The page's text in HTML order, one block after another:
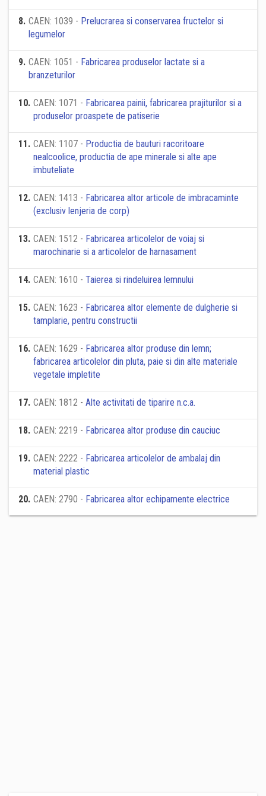
8. CAEN: 1039 - Prelucrarea si conservarea fructelor si
legumelor
9. CAEN: 1051 - Fabricarea produselor lactate si a
branzeturilor
10. CAEN: 1071 - Fabricarea painii, fabricarea prajiturilor si a
produselor proaspete de patiserie
11. CAEN: 1107 - Productia de bauturi racoritoare
nealcoolice, productia de ape minerale si alte ape
imbuteliate
12. CAEN: 1413 - Fabricarea altor articole de imbracaminte
(exclusiv lenjeria de corp)
13. CAEN: 1512 - Fabricarea articolelor de voiaj si
marochinarie si a articolelor de harnasament
14. CAEN: 1610 - Taierea si rindeluirea lemnului
15. CAEN: 1623 - Fabricarea altor elemente de dulgherie si
tamplarie, pentru constructii
16. CAEN: 1629 - Fabricarea altor produse din lemn;
fabricarea articolelor din pluta, paie si din alte materiale
vegetale impletite
17. CAEN: 1812 - Alte activitati de tiparire n.c.a.
18. CAEN: 2219 - Fabricarea altor produse din cauciuc
19. CAEN: 2222 - Fabricarea articolelor de ambalaj din
material plastic
20. CAEN: 2790 - Fabricarea altor echipamente electrice